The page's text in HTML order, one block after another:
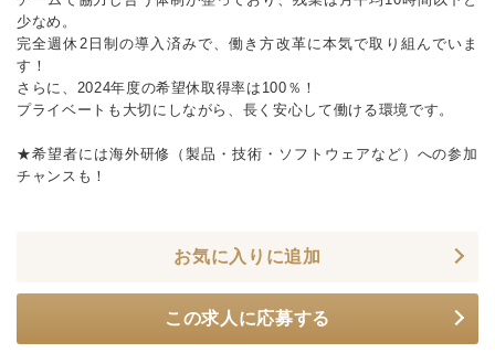
少なめ。
完全週休2日制の導入済みで、働き方改革に本気で取り組んでいま
す！
さらに、2024年度の希望休取得率は100％！
プライベートも大切にしながら、長く安心して働ける環境です。
★希望者には海外研修（製品・技術・ソフトウェアなど）への参加
チャンスも！
お気に入りに追加
この求人に応募する